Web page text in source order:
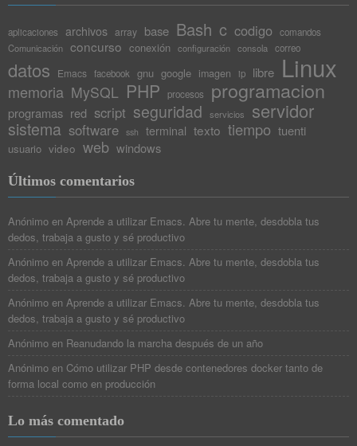
aplicaciones archivos array base Bash c codigo
comandos
Comunicación concurso conexión configuración consola correo
datos Emacs facebook gnu google imagen ip libre Linux
memoria MySQL PHP procesos programacion
programas red script seguridad servicios servidor
sistema software ssh terminal texto tiempo tuenti
usuario video web windows
Últimos comentarios
Anónimo en Aprende a utilizar Emacs. Abre tu mente, desdobla tus
dedos, trabaja a gusto y sé productivo
Anónimo en Aprende a utilizar Emacs. Abre tu mente, desdobla tus
dedos, trabaja a gusto y sé productivo
Anónimo en Aprende a utilizar Emacs. Abre tu mente, desdobla tus
dedos, trabaja a gusto y sé productivo
Anónimo en Reanudando la marcha después de un año
Anónimo en Cómo utilizar PHP desde contenedores docker tanto de
forma local como en producción
Lo más comentado